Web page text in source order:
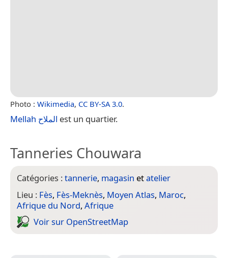
Photo : Wikimedia, CC BY-SA 3.0.
Mellah الملاح est un quartier.
Tanneries Chouwara
Catégories :tannerie, magasin etatelier
Lieu : Fès, Fès-Meknès, Moyen Atlas, Maroc,
Afrique du Nord, Afrique
Voir sur Open­Street­Map